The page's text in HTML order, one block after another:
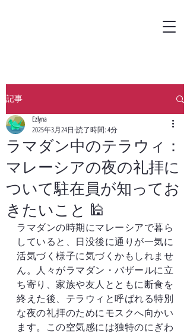
記事
ラマダン中のテラウィ：
マレーシアの夜の礼拝に
ついて駐在員が知ってお
きたいこと 🕌
Ezlyna
2025年3月24日 読了時間: 4分
ラマダンの時期にマレーシアで暮ら
していると、日没後に通りが一気に
活気づく様子に気づくかもしれませ
ん。人々がラマダン・バザールに立
ち寄り、家族や友人とともに断食を
終えた後、テラウィと呼ばれる特別
な夜の礼拝のためにモスクへ向かい
ます。この空気感には独特のにぎわ